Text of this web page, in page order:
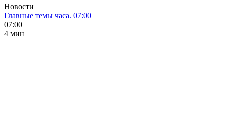
Новости
Главные темы часа. 07:00
07:00
4 мин